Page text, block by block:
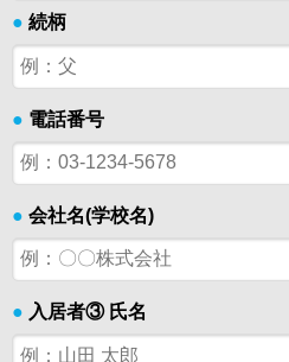
● 続柄
● 電話番号
● 会社名(学校名)
● 入居者③ 氏名